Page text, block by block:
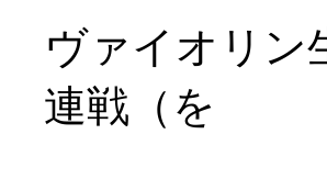
ヴァイオリン
連戦（を